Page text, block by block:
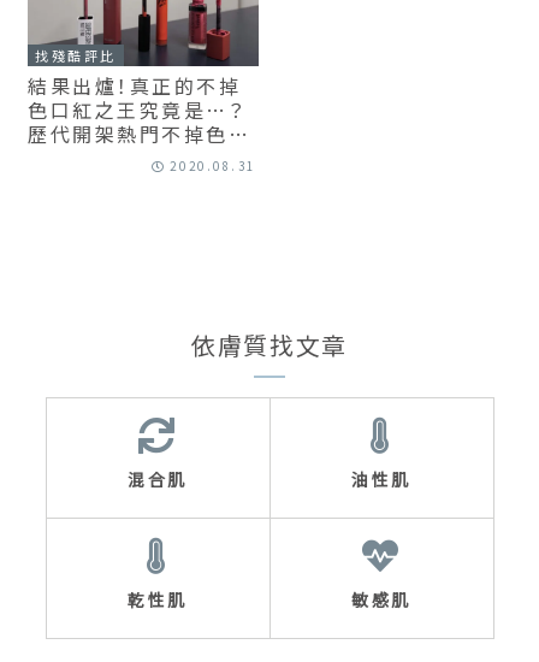
找殘酷評比
結果出爐！真正的不掉
色口紅之王究竟是…？
歷代開架熱門不掉色唇
2020.08.31
依膚質找文章
混合肌 油性肌
乾性肌 敏感肌